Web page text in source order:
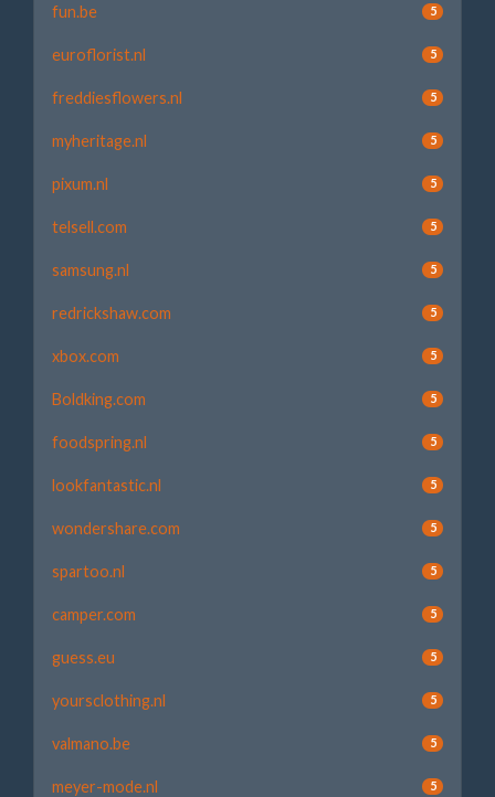
fun.be 5
euroflorist.nl 5
freddiesflowers.nl 5
myheritage.nl 5
pixum.nl 5
telsell.com 5
samsung.nl 5
redrickshaw.com 5
xbox.com 5
Boldking.com 5
foodspring.nl 5
lookfantastic.nl 5
wondershare.com 5
spartoo.nl 5
camper.com 5
guess.eu 5
yoursclothing.nl 5
valmano.be 5
meyer-mode.nl 5